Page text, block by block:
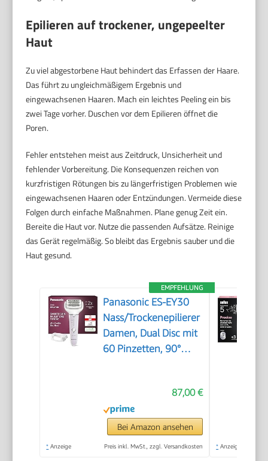
Epilieren auf trockener, ungepeelter
Haut
Zu viel abgestorbene Haut behindert das Erfassen der Haare.
Das führt zu ungleichmäßigem Ergebnis und
eingewachsenen Haaren. Mach ein leichtes Peeling ein bis
zwei Tage vorher. Duschen vor dem Epilieren öffnet die
Poren.
Fehler entstehen meist aus Zeitdruck, Unsicherheit und
fehlender Vorbereitung. Die Konsequenzen reichen von
kurzfristigen Rötungen bis zu längerfristigen Problemen wie
eingewachsenen Haaren oder Entzündungen. Vermeide diese
Folgen durch einfache Maßnahmen. Plane genug Zeit ein.
Bereite die Haut vor. Nutze die passenden Aufsätze. Reinige
das Gerät regelmäßig. So bleibt das Ergebnis sauber und die
Haut gesund.
EMPFEHLUNG
Panasonic ES-EY30
Nass/Trockenepilierer
Damen, Dual Disc mit
60 Pinzetten, 90°
LED-Licht, 30 Min.
Betrieb, kabellos,
Haarentferner.
87,00 €
Bei Amazon ansehen
* Anzeige Preis inkl. MwSt., zzgl. Versandkosten * Anzeige